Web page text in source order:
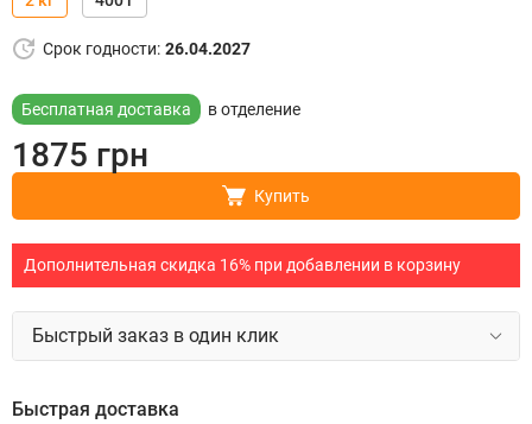
Срок годности: 26.04.2027
Бесплатная доставка в отделение
1875 грн
Купить
Дополнительная скидка 16% при добавлении в корзину
Быстрый заказ в один клик
Быстрая доставка